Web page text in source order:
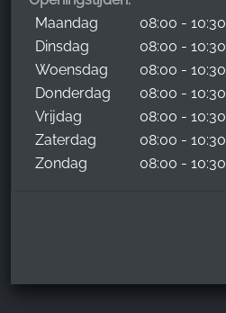
Maandag
08:00 - 10:30
Dinsdag
08:00 - 10:30
Woensdag
08:00 - 10:30
Donderdag
08:00 - 10:30
Vrijdag
08:00 - 10:30
Zaterdag
08:00 - 10:30
Zondag
08:00 - 10:30